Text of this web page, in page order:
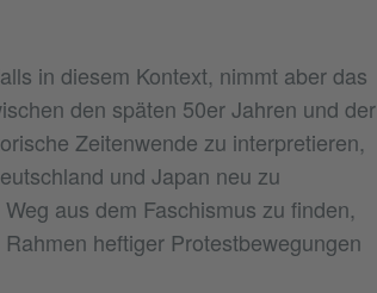
in diesem Kontext, nimmt aber das
den späten 50er Jahren und der
Zeitenwende zu interpretieren,
und Japan neu zu
aus dem Faschismus zu finden,
heftiger Protestbewegungen